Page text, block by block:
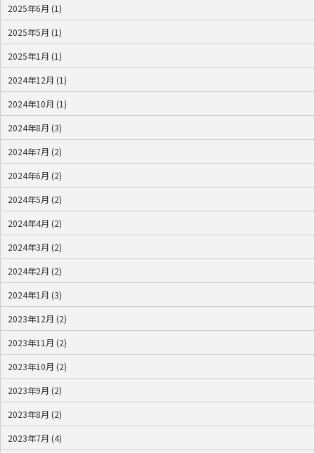
2025年6月 (1)
2025年5月 (1)
2025年1月 (1)
2024年12月 (1)
2024年10月 (1)
2024年8月 (3)
2024年7月 (2)
2024年6月 (2)
2024年5月 (2)
2024年4月 (2)
2024年3月 (2)
2024年2月 (2)
2024年1月 (3)
2023年12月 (2)
2023年11月 (2)
2023年10月 (2)
2023年9月 (2)
2023年8月 (2)
2023年7月 (4)